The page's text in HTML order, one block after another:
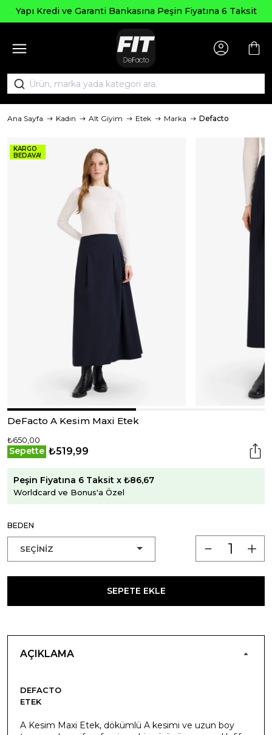
Yapı Kredi ve Garanti Bankasına Peşin Fiyatına 6 Taksit
Ana Sayfa Kadın Alt Giyim Etek Marka Defacto
KARGO
BEDAVA!
DeFacto A Kesim Maxi Etek
₺650,00
Sepette ₺519,99
Peşin Fiyatına 6 Taksit x ₺86,67
Worldcard ve Bonus'a Özel
BEDEN
SEPETE EKLE
AÇIKLAMA
DEFACTO
ETEK
A Kesim Maxi Etek, dökümlü A kesimi ve uzun boy